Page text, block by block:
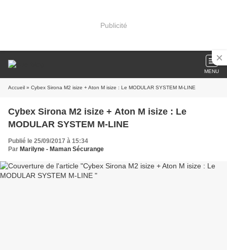
Publicité
MENU
Accueil » Cybex Sirona M2 isize + Aton M isize : Le MODULAR SYSTEM M-LINE
Cybex Sirona M2 isize + Aton M isize : Le
MODULAR SYSTEM M-LINE
Publié le 25/09/2017 à 15:34
Par Marilyne - Maman Sécurange